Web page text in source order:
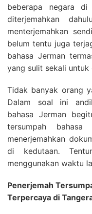
beberapa negara
diterjemahkan
menterjemahkan
belum tentu juga
bahasa Jerman
yang sulit sekali untuk
Tidak banyak orang
Dalam soal ini
bahasa Jerman
tersumpah bahasa
menerjemahkan
di kedutaan.
menggunakan waktu
Penerjemah
Terpercaya di